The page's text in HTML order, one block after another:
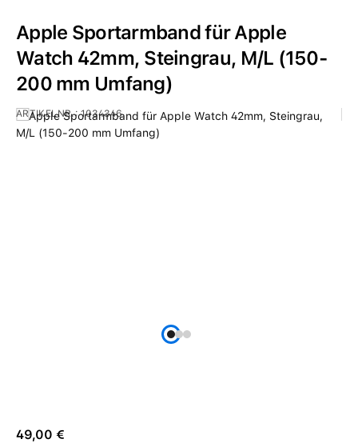
Bildergalerie überspringen
Apple Sportarmband für Apple
Watch 42mm, Steingrau, M/L (150-
200 mm Umfang)
ARTIKELNR.:1034346
Regulärer Preis:
49,00 €